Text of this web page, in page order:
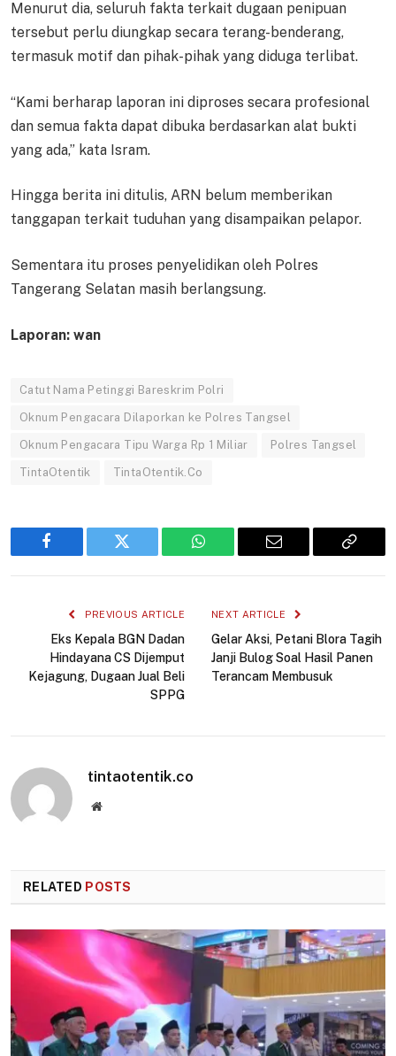
Menurut dia, seluruh fakta terkait dugaan penipuan
tersebut perlu diungkap secara terang-benderang,
termasuk motif dan pihak-pihak yang diduga terlibat.
“Kami berharap laporan ini diproses secara profesional
dan semua fakta dapat dibuka berdasarkan alat bukti
yang ada,” kata Isram.
Hingga berita ini ditulis, ARN belum memberikan
tanggapan terkait tuduhan yang disampaikan pelapor.
Sementara itu proses penyelidikan oleh Polres
Tangerang Selatan masih berlangsung.
Laporan: wan
Catut Nama Petinggi Bareskrim Polri
Oknum Pengacara Dilaporkan ke Polres Tangsel
Oknum Pengacara Tipu Warga Rp 1 Miliar Polres Tangsel
TintaOtentik TintaOtentik.Co
Facebook Twitter WhatsApp Email
Copy
PREVIOUS ARTICLE
Eks Kepala BGN Dadan
Hindayana CS Dijemput
Kejagung, Dugaan Jual Beli
SPPG
NEXT ARTICLE
Gelar Aksi, Petani Blora Tagih
Janji Bulog Soal Hasil Panen
Terancam Membusuk
tintaotentik.co
Website
RELATED POSTS